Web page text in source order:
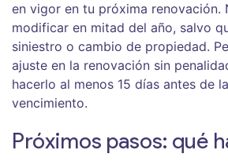
en vigor en tu próxima renovación.
modificar en mitad del año, salvo
siniestro o cambio de propiedad.
ajuste en la renovación sin
hacerlo al menos 15 días antes de
vencimiento.
Próximos pasos: qué